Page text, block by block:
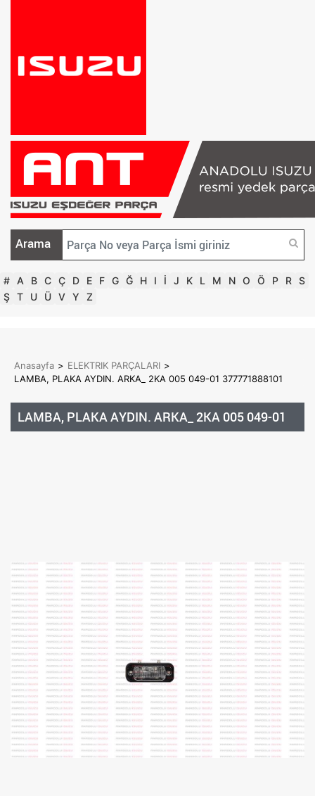
Arama
# A B C Ç D E F G Ğ H I İ J K L M N O Ö P R S
Ş T U Ü V Y Z
Anasayfa > ELEKTRIK PARÇALARI >
LAMBA, PLAKA AYDIN. ARKA_ 2KA 005 049-01 377771888101
LAMBA, PLAKA AYDIN. ARKA_ 2KA 005 049-01